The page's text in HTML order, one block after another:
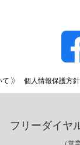
て 個人情報保護方針
フリーダイヤ